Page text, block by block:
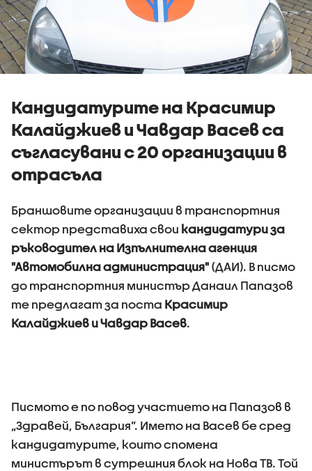
Кандидатурите на Красимир
Калайджиев и Чавдар Васев са
съгласувани с 20 организации в
отрасъла
Браншовите организации в транспортния
сектор представиха свои кандидатури за
ръководител на Изпълнителна агенция
"Автомобилна администрация" (ДАИ). В писмо
до транспортния министър Данаил Папазов
те предлагат за поста Красимир
Калайджиев и Чавдар Васев.
Писмото е по повод участието на Папазов в
„Здравей, България”. Името на Васев бе сред
кандидатурите, които спомена
министърът в сутрешния блок на Нова ТВ. Той